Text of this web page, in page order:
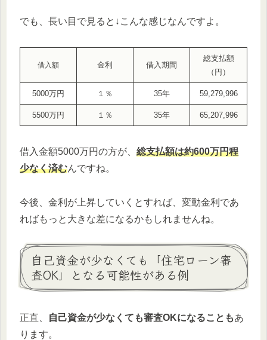
でも、長い目で見ると↓こんな感じなんですよ。
借入額 金利 借入期間
総支払額
（円）
5000万円 １％ 35年 59,279,996
5500万円 １％ 35年 65,207,996
借入金額5000万円の方が、 総支払額は約600万円程
少なく済むんですね。
今後、金利が上昇していくとすれば、変動金利であ
ればもっと大きな差になるかもしれませんね。
自己資金が少なくても「住宅ローン審
査OK」となる可能性がある例
正直、 自己資金が少なくても審査OKになることもあ
ります。